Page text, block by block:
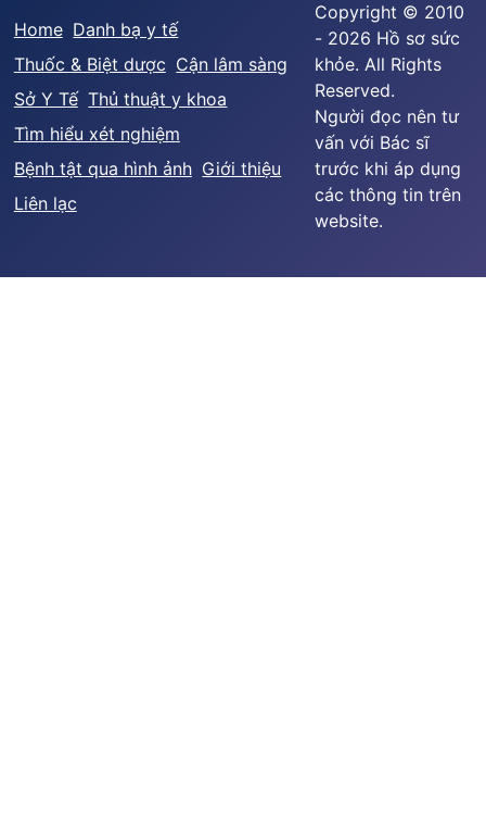
Home Danh bạ y tế
Thuốc & Biệt dược Cận lâm sàng
Sở Y Tế Thủ thuật y khoa
Tìm hiểu xét nghiệm
Bệnh tật qua hình ảnh Giới thiệu
Liên lạc
Copyright © 2010
- 2026 Hồ sơ sức
khỏe. All Rights
Reserved.
Người đọc nên tư
vấn với Bác sĩ
trước khi áp dụng
các thông tin trên
website.